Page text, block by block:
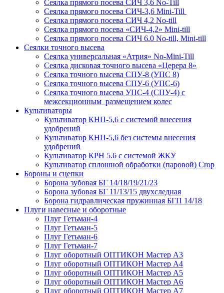
Сеялка прямого посева СИЧ 3,6 No-Till
Сеялка прямого посева СИЧ-3,6 Mini-Till
Сеялка прямого посева СИЧ 4,2 No-till
Сеялка прямого посева «СИЧ-4,2» Mini-till
Сеялка прямого посева СИЧ 6.0 No-till, Mini-till
Сеялки точного высева
Сеялка универсальная «Атрия» No-Mini-Till
Сеялка дисковая точного высева «Церера 8»
Сеялка точного высева СПУ-8 (УПС 8)
Сеялка точного высева СПУ-6 (УПС-6)
Сеялка точного высева УПС-4 (СПУ-4) с
межсекционным размещением колес
Культиваторы
Культиватор КНП-5,6 с системой внесения
удобрений
Культиватор КНП-5,6 без системы внесения
удобрений
Культиватор КРН 5.6 с системой ЖКУ
Культиватор сплошной обработки (паровой) Crop
Бороны и сцепки
Борона зубовая БГ 14/18/19/21/23
Борона зубовая БГ 11/13/15 двухследная
Борона гидравлическая пружинная БГП 14/18
Плуги навесные и оборотные
Плуг Гетьман-4
Плуг Гетьман-5
Плуг Гетьман-6
Плуг Гетьман-7
Плуг оборотный ОПТИКОН Мастер А3
Плуг оборотный ОПТИКОН Мастер А4
Плуг оборотный ОПТИКОН Мастер А5
Плуг оборотный ОПТИКОН Мастер А6
Плуг оборотный ОПТИКОН Мастер А7